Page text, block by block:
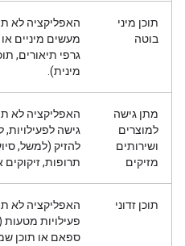
תוכן מיני
בוטה
האפליקציה לא
מעשים מיניים
גרפי תיאורים,
מינית).
מתן גישה
למוצרים
ושירותים
מזיקים
האפליקציה לא
גישה לפעילויות,
להזיק (למשל,
תרופות, זיקוקים
תוכן זדוני
האפליקציה לא
פעילויות מטעות
ספאם או תוכן